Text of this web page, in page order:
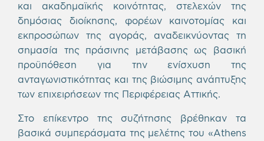
και ακαδημαϊκής κοινότητας, στελεχών της
δημόσιας διοίκησης, φορέων καινοτομίας και
εκπροσώπων της αγοράς, αναδεικνύοντας τη
σημασία της πράσινης μετάβασης ως βασική
προϋπόθεση για την ενίσχυση της
ανταγωνιστικότητας και της βιώσιμης ανάπτυξης
των επιχειρήσεων της Περιφέρειας Αττικής.
Στο επίκεντρο της συζήτησης βρέθηκαν τα
βασικά συμπεράσματα της μελέτης του «Athens